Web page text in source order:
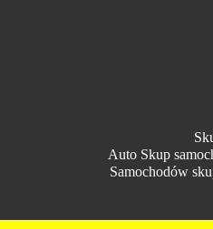
Auto Skup
Samochodów